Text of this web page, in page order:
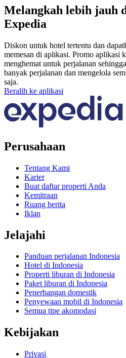
Melangkah lebih jauh
Expedia
Diskon untuk hotel tertentu dan
memesan di aplikasi. Promo aplikasi
menghemat untuk perjalanan
banyak perjalanan dan mengelola
saja.
Beralih ke aplikasi
Perusahaan
Tentang Kami
Karier
Buat daftar properti Anda
Kemitraan
Ruang berita
Iklan
Jelajahi
Panduan perjalanan Indonesia
Hotel di Indonesia
Properti liburan di Indonesia
Paket liburan di Indonesia
Penerbangan domestik
Penyewaan mobil di Indonesia
Semua tipe akomodasi
Kebijakan
Privasi